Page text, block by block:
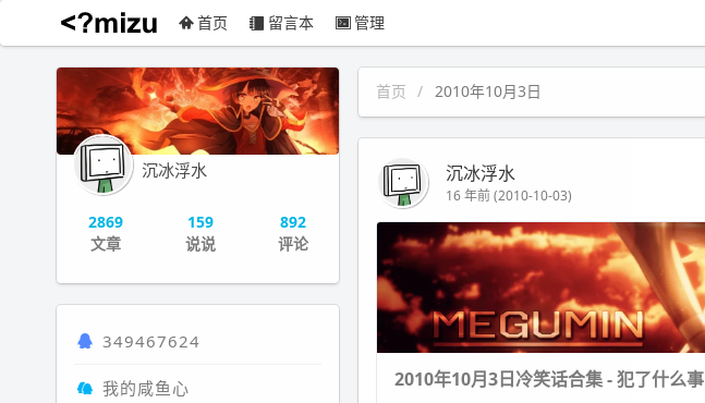
沉冰浮水 首页 留言本 管理
首页 2010年10月3日
沉冰浮水
16 年前 (2010-10-03)
2010年10月3日冷笑话合集 - 犯了什么事
沉冰浮水
2869
文章
159
说说
892
评论
349467624
我的咸鱼心